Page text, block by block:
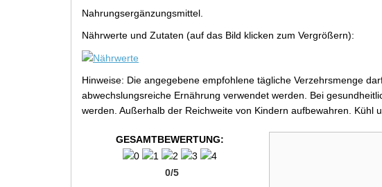
Nahrungsergänzungsmittel.
Nährwerte und Zutaten (auf das Bild klicken zum Vergrößern):
Hinweise: Die angegebene empfohlene tägliche Verzehrsmenge
abwechslungsreiche Ernährung verwendet werden. Bei
werden. Außerhalb der Reichweite von Kindern aufbewahren. Kühl
GESAMTBEWERTUNG:
0/5